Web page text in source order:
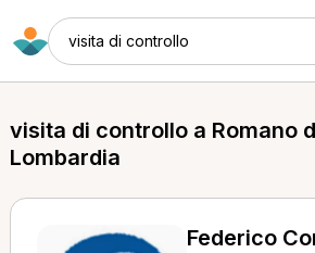
visita di controllo
visita di controllo a Romano
Lombardia
Federico